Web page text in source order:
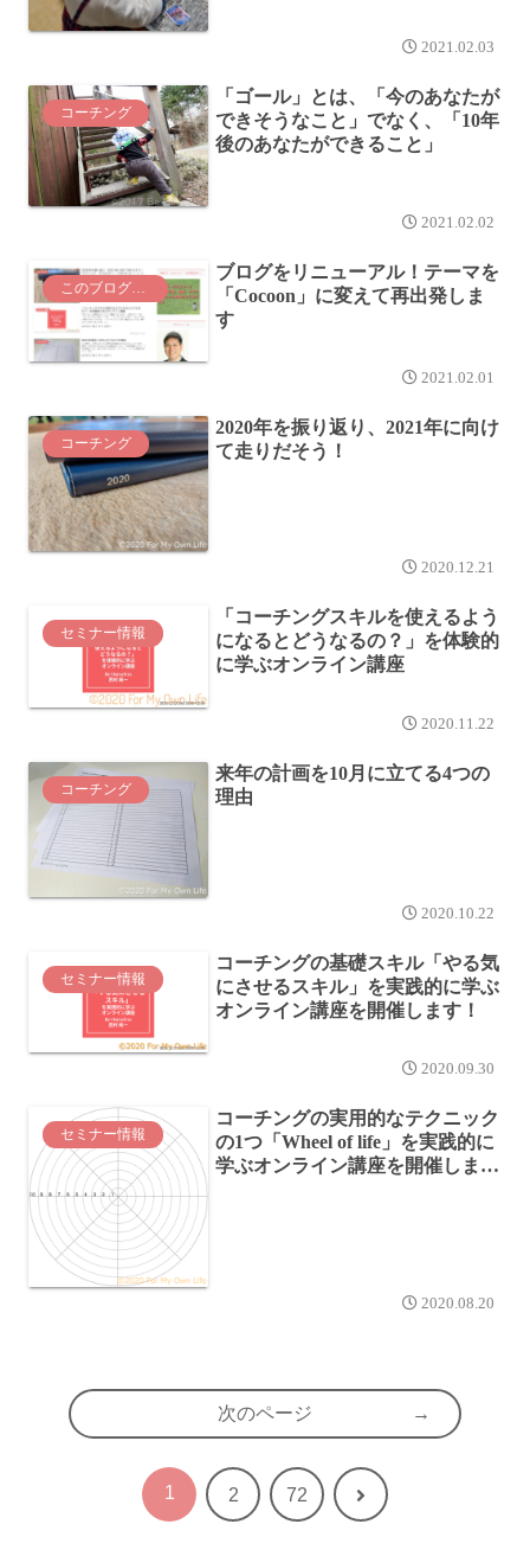
2021.02.03
コーチング
「ゴール」とは、「今のあなたが
できそうなこと」でなく、「10年
後のあなたができること」
2021.02.02
ブログをリニューアル！テーマを
「Cocoon」に変えて再出発しま
す
2021.02.01
コーチング
2020年を振り返り、2021年に向け
て走りだそう！
2020.12.21
セミナー情報
「コーチングスキルを使えるよう
になるとどうなるの？」を体験的
に学ぶオンライン講座
2020.11.22
コーチング
来年の計画を10月に立てる4つの
理由
2020.10.22
セミナー情報
コーチングの基礎スキル「やる気
にさせるスキル」を実践的に学ぶ
オンライン講座を開催します！
2020.09.30
セミナー情報
コーチングの実用的なテクニック
の1つ「Wheel of life」を実践的に
学ぶオンライン講座を開催しま
2020.08.20
次のページ
1 2 72 次